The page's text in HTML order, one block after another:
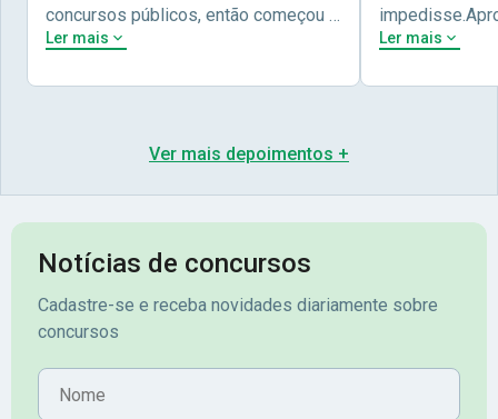
concursos públicos, então começou a
estudar com contéudo gratuito que a
preparação completa, e o resultado
abriu o concurso para o Banco da sua
cidade, o Banrisul. Se tornou
assinante premium e em seguida
mérito no concurso do
Banrisul.Charles Kelvin Friske -
Ler mais
concursos
sua vida e
obstáculos
Pimenta -
Ler mais
Ver mais depoimentos +
Notícias de concursos
Cadastre-se e receba novidades diariamente sobre
concursos
Nome